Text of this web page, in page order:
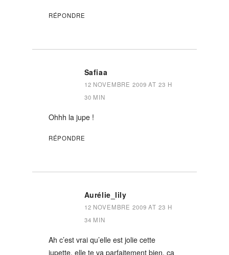
RÉPONDRE
Safiaa
12 NOVEMBRE 2009 AT 23 H
30 MIN
Ohhh la jupe !
RÉPONDRE
Aurélie_lily
12 NOVEMBRE 2009 AT 23 H
34 MIN
Ah c’est vrai qu’elle est jolie cette
jupette, elle te va parfaitement bien, ça